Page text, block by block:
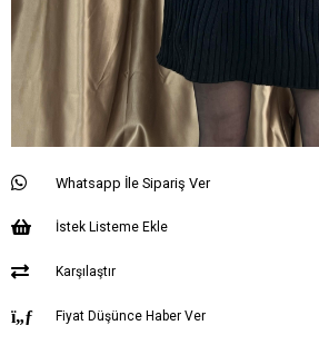
Whatsapp İle Sipariş Ver
İstek Listeme Ekle
Karşılaştır
Fiyat Düşünce Haber Ver